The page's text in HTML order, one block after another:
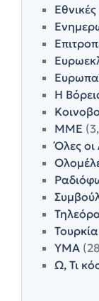
Η
ΜΜΕ
Όλες οι
Τουρκία
ΥΜΑ
Ω, Τι